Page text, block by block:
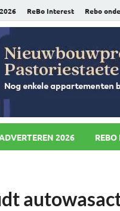
ReBo Interest Rebo
ADVERTEREN 2026 REBO